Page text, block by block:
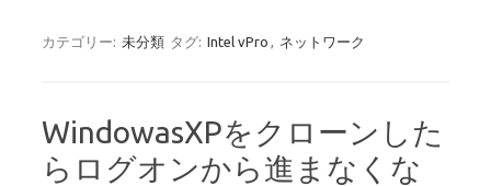
カテゴリー: 未分類 タグ: Intel vPro , ネットワーク
WindowasXPをクローンした
らログオンから進まなくな